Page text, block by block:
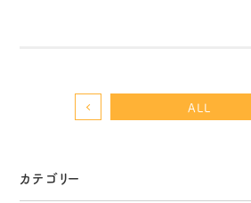
カテゴリー
ALL